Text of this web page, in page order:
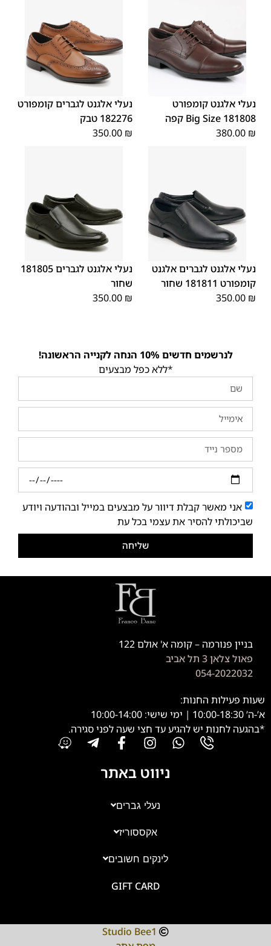
נעלי אלגנט קומפורט
181808 Big Size קפה
380.00 ₪
40
41
42
43
נעלי אלגנט לגברים קומפורט
182276 טבק
350.00 ₪
41
42
46
45
נעלי אלגנט לגברים אלגנט
קומפורט 181811 שחור
350.00 ₪
40
41
42
43
44
נעלי אלגנט לגברים 181805
שחור
350.00 ₪
לנרשמים חדשים 10% הנחה לקנייה הראשונה!
*ללא כפל מבצעים
אני מאשר קבלת דיוור על מבצעים במייל ובהודעה ויודע
שביכולתי להסיר את עצמי בכל עת
שליחה
בניין פנורמה – קומה א' אולם 122
פאול צלאן 3 תל אביב
054-2022032
שעות פעילות החנות:
א’-ה’ 10:00-18:30 | ימי שישי: 10:00-14:00
*בהגעה לחנות יש להגיע עד חצי שעה לפני סגירה.
ניווט באתר
נעלי גברים
אקססוריז
לינקים חשובים
GIFT CARD
Studio Bee1